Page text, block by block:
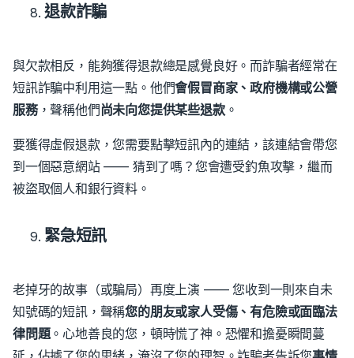
退款詐騙
與欠款相反，能夠獲得退款總是感覺良好。而詐騙者經常在
短訊詐騙中利用這一點。 他們會假冒商家、政府機構或公營
服務，聲稱他們尚未向您提供某些退款。
要獲得虛假退款，您需要點擊短訊內的連結，該連結會帶您
到一個惡意網站 —— 猜到了嗎？您會遭受釣魚攻擊，繼而
被盜取個人和銀行資料。
緊急短訊
老掉牙的故事（或騙局）再度上演 —— 您收到一則來自未
知號碼的短訊，聲稱您的朋友或家人受傷、有危險或面臨法
律問題。心地善良的您，頓時慌了神。恐懼和擔憂瞬間蔓